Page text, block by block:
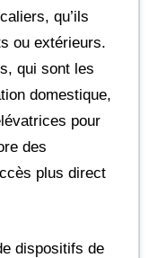
qu’ils
ou extérieurs.
qui sont les
domestique,
pour
des
plus direct
dispositifs de